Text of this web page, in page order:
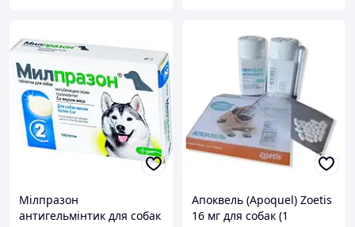
Мілпразон
антигельмінтик для собак
Апоквель (Apoquel) Zoetis
16 мг для собак (1